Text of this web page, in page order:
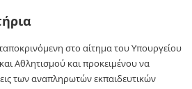
στο αίτημα του Υπουργείου
Αθλητισμού και προκειμένου να
των αναπληρωτών εκπαιδευτικών